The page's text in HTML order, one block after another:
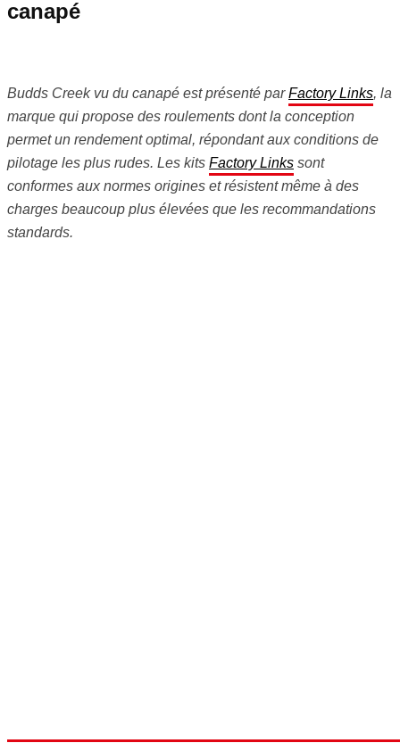
canapé
Budds Creek vu du canapé est présenté parFactory Links, la
marque qui propose des roulements dont la conception
permet un rendement optimal, répondant aux conditions de
pilotage les plus rudes. Les kits Factory Links sont
conformes aux normes origines et résistent même à des
charges beaucoup plus élevées que les recommandations
standards.